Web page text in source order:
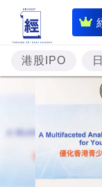
即
時
財
經
投
港股IPO